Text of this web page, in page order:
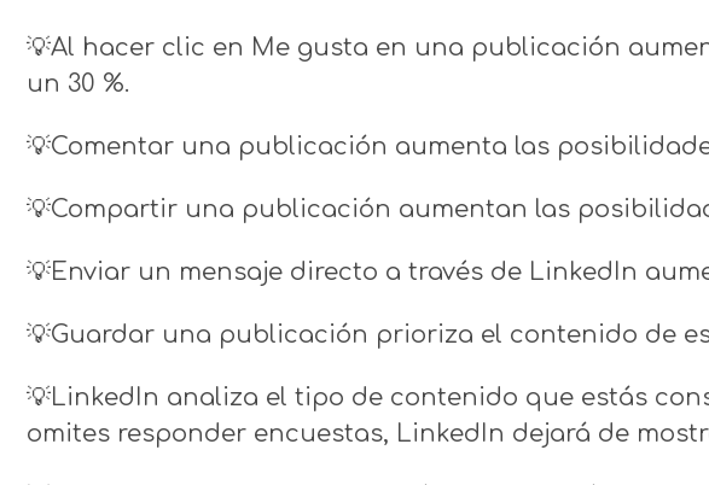
💡Al hacer clic en Me gusta en una publicación
un 30 %.
💡Comentar una publicación aumenta las
💡Compartir una publicación aumentan las
💡Enviar un mensaje directo a través de LinkedIn
💡Guardar una publicación prioriza el contenido de
💡LinkedIn analiza el tipo de contenido que estás
omites responder encuestas, LinkedIn dejará de